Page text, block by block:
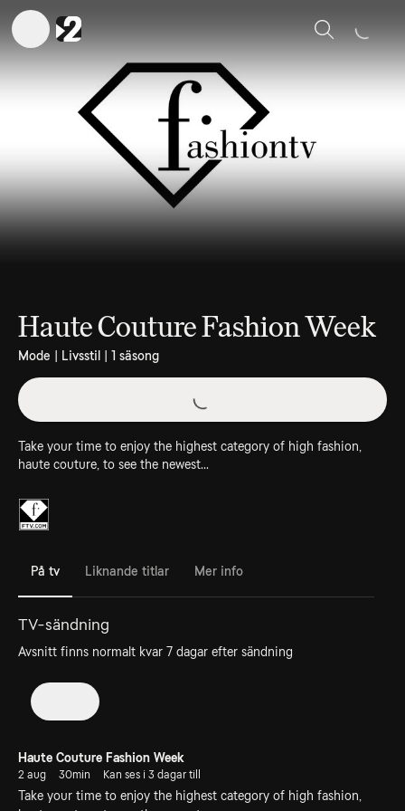
Sök
Haute Couture Fashion Week
Mode | Livsstil | 1 säsong
Take your time to enjoy the highest category of high fashion,
haute couture, to see the newest...
På tv Liknande titlar Mer info
TV-sändning
Avsnitt finns normalt kvar 7 dagar efter sändning
Haute Couture Fashion Week
2 aug 30min Kan ses i 3 dagar till
Take your time to enjoy the highest category of high fashion,